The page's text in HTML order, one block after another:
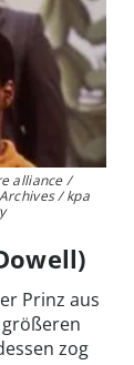
alliance /
/ kpa
Prinz aus
zog